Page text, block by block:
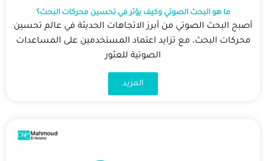
ما هو البحث الصوتي وكيف يؤثر في تحسين محركات البحث؟
أصبح البحث الصوتي من أبرز الاتجاهات الحديثة في عالم تحسين
محركات البحث، مع تزايد اعتماد المستخدمين على المساعدات
الصوتية للعثور
المزيد